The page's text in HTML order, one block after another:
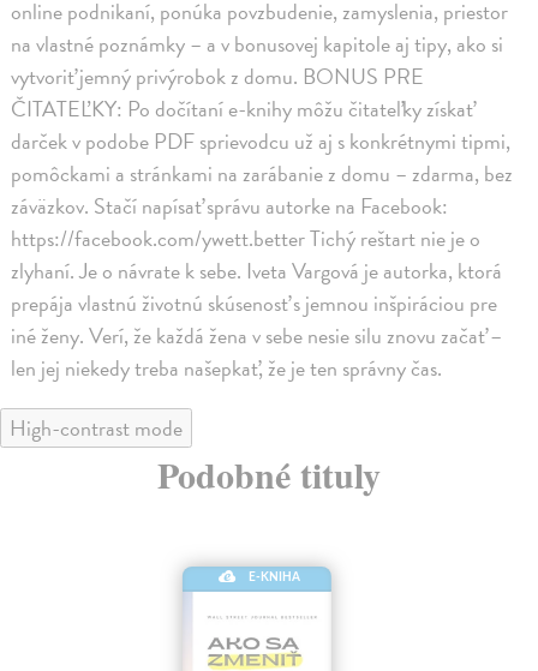
online podnikaní, ponúka povzbudenie, zamyslenia, priestor
na vlastné poznámky – a v bonusovej kapitole aj tipy, ako si
vytvoriť jemný privýrobok z domu. BONUS PRE
ČITATEĽKY: Po dočítaní e-knihy môžu čitateľky získať
darček v podobe PDF sprievodcu už aj s konkrétnymi tipmi,
pomôckami a stránkami na zarábanie z domu – zdarma, bez
záväzkov. Stačí napísať správu autorke na Facebook:
https://facebook.com/ywett.better Tichý reštart nie je o
zlyhaní. Je o návrate k sebe. Iveta Vargová je autorka, ktorá
prepája vlastnú životnú skúsenosť s jemnou inšpiráciou pre
iné ženy. Verí, že každá žena v sebe nesie silu znovu začať –
len jej niekedy treba našepkať, že je ten správny čas.
High-contrast mode
Podobné tituly
E-KNIHA